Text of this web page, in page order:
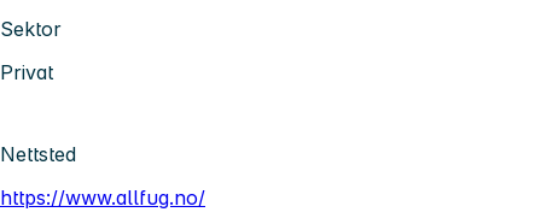
Sektor
Privat
Nettsted
https://www.allfug.no/